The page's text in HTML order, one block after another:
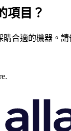
項目？
合適的機器。請